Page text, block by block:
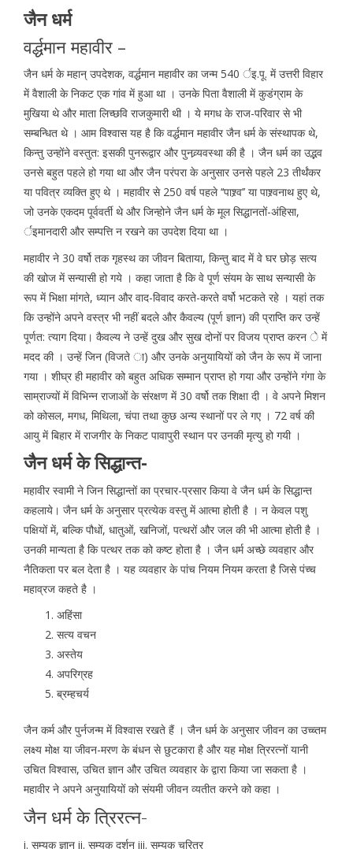
जैन धर्म
वर्द्धमान महावीर –
जैन धर्म के महान् उपदेशक, वर्द्धमान महावीर का जन्म 540 र्इ.पू. में उत्तरी विहार
में वैशाली के निकट एक गांव में हुआ था । उनके पिता वैशाली में कुडंग्राम के
मुखिया थे और माता लिच्छवि राजकुमारी थी । ये मगध के राज-परिवार से भी
सम्बन्धित थे । आम विश्वास यह है कि वर्द्धमान महावीर जैन धर्म के संस्थापक थे,
किन्तु उन्होंने वस्तुत: इसकी पुनरूद्वार और पुनव्र्यवस्था की है । जैन धर्म का उद्भव
उनसे बहुत पहले हो गया था और जैन परंपरा के अनुसार उनसे पहले 23 तीर्थंकर
या पवित्र व्यक्ति हुए थे । महावीर से 250 वर्ष पहले ‘‘पाश्र्व’’ या पाश्र्वनाथ हुए थे,
जो उनके एकदम पूर्ववर्ती थे और जिन्होने जैन धर्म के मूल सिद्धानतों-अंहिसा,
र्इमानदारी और सम्पत्ति न रखने का उपदेश दिया था ।
महावीर ने 30 वर्षो तक गृहस्थ का जीवन बिताया, किन्तु बाद में वे घर छोड़ सत्य
की खोज में सन्यासी हो गये । कहा जाता है कि वे पूर्ण संयम के साथ सन्यासी के
रूप में भिक्षा मांगते, ध्यान और वाद-विवाद करते-करते वर्षो भटकते रहे । यहां तक
कि उन्होंने अपने वस्त्र भी नहीं बदले और कैवल्य (पूर्ण ज्ञान) की प्राप्ति कर उन्हें
पूर्णत: त्याग दिया। कैवल्य ने उन्हें दुख और सुख दोनों पर विजय प्राप्त करन े में
मदद की । उन्हें जिन (विजते ा) और उनके अनुयायियों को जैन के रूप में जाना
गया । शीघ्र ही महावीर को बहुत अधिक सम्मान प्राप्त हो गया और उन्होंने गंगा के
साम्राज्यों में विभिन्न राजाओं के संरक्षण में 30 वर्षो तक शिक्षा दी । वे अपने मिशन
को कोसल, मगध, मिथिला, चंपा तथा कुछ अन्य स्थानों पर ले गए । 72 वर्ष की
आयु में बिहार में राजगीर के निकट पावापुरी स्थान पर उनकी मृत्यु हो गयी ।
जैन धर्म के सिद्धान्त-
महावीर स्वामी ने जिन सिद्धान्तों का प्रचार-प्रसार किया वे जैन धर्म के सिद्धान्त
कहलाये। जैन धर्म के अनुसार प्रत्येक वस्तु में आत्मा होती है । न केवल पशु
पक्षियों में, बल्कि पौधों, धातुओं, खनिजों, पत्थरों और जल की भी आत्मा होती है ।
उनकी मान्यता है कि पत्थर तक को कष्ट होता है । जैन धर्म अच्छे व्यवहार और
नैतिकता पर बल देता है । यह व्यवहार के पांच नियम नियम करता है जिसे पंच्च
महाव्रज कहते है ।
अहिंसा
सत्य वचन
अस्तेय
अपरिग्रह
ब्रम्हचर्य
जैन कर्म और पुर्नजन्म में विश्वास रखते हैं । जैन धर्म के अनुसार जीवन का उच्च्तम
लक्ष्य मोक्ष या जीवन-मरण के बंधन से छुटकारा है और यह मोक्ष त्रिरत्नों यानी
उचित विश्वास, उचित ज्ञान और उचित व्यवहार के द्वारा किया जा सकता है ।
महावीर ने अपने अनुयायियों को संयमी जीवन व्यतीत करने को कहा ।
जैन धर्म के त्रिरत्न-
i. सम्यक ज्ञान ii. सम्यक दर्शन iii. सम्यक चरित्र